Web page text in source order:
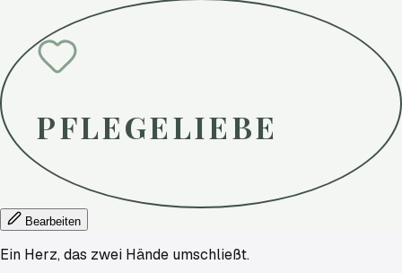
PFLEGELIEBE
Bearbeiten
Ein Herz, das zwei Hände umschließt.